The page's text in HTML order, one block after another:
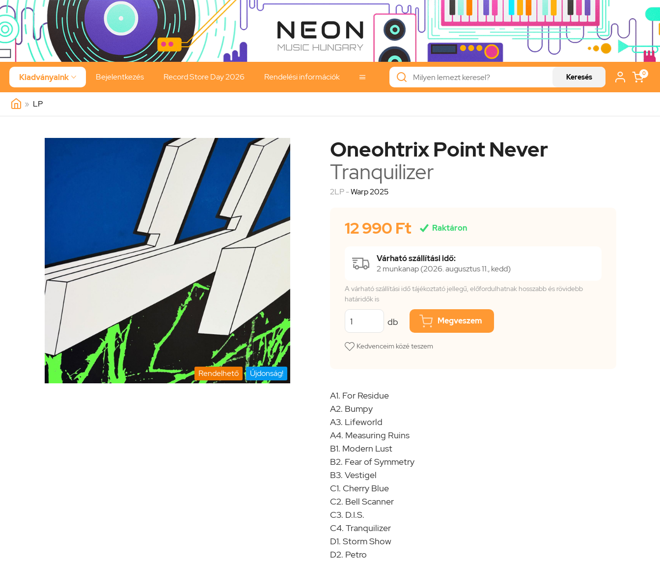
Kiadványaink  Bejelentkezés Record Store Day 2026 Rendelési információk  Keresés 0
» LP
Rendelhető Újdonság!
Oneohtrix Point Never
Tranquilizer
2LP -Warp 2025
12 990 Ft  Raktáron
Várható szállítási idő:
2 munkanap (2026. augusztus 11., kedd)
A várható szállítási idő tájékoztató jellegű, előfordulhatnak hosszabb és rövidebb
határidők is
db Megveszem
Kedvenceim közé teszem
A1. For Residue
A2. Bumpy
A3. Lifeworld
A4. Measuring Ruins
B1. Modern Lust
B2. Fear of Symmetry
B3. Vestigel
C1. Cherry Blue
C2. Bell Scanner
C3. D.I.S.
C4. Tranquilizer
D1. Storm Show
D2. Petro